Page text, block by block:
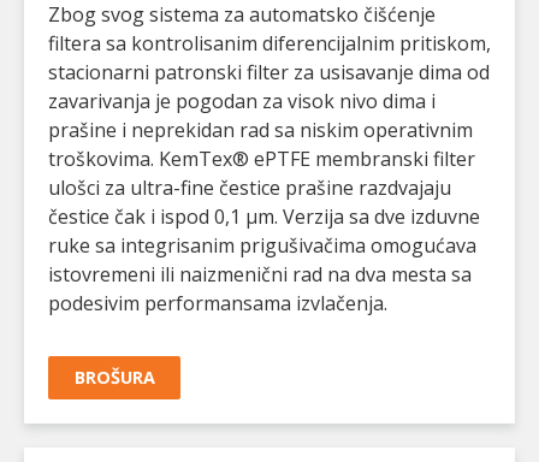
Zbog svog sistema za automatsko čišćenje
filtera sa kontrolisanim diferencijalnim pritiskom,
stacionarni patronski filter za usisavanje dima od
zavarivanja je pogodan za visok nivo dima i
prašine i neprekidan rad sa niskim operativnim
troškovima. KemTex® ePTFE membranski filter
ulošci za ultra-fine čestice prašine razdvajaju
čestice čak i ispod 0,1 µm. Verzija sa dve izduvne
ruke sa integrisanim prigušivačima omogućava
istovremeni ili naizmenični rad na dva mesta sa
podesivim performansama izvlačenja.
BROŠURA